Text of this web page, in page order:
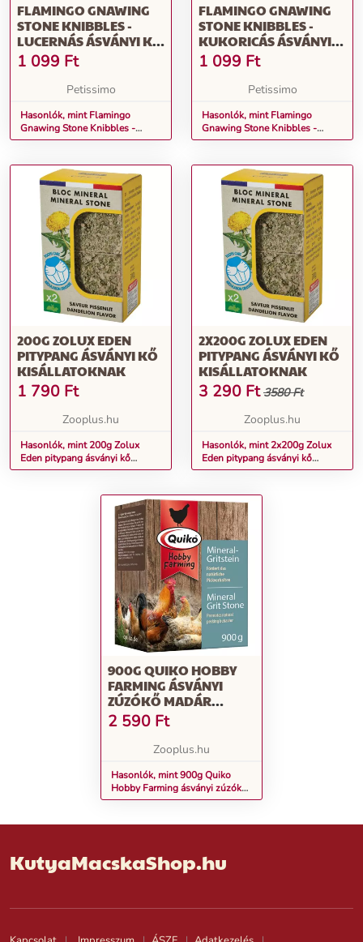
FLAMINGO GNAWING
STONE KNIBBLES -
LUCERNÁS ÁSVÁNYI KŐ
1 DB
1 099 Ft
Petissimo
Hasonlók, mint Flamingo
Gnawing Stone Knibbles -
lucernás ásványi kő 1 db
FLAMINGO GNAWING
STONE KNIBBLES -
KUKORICÁS ÁSVÁNYI
KŐ 1 DB
1 099 Ft
Petissimo
Hasonlók, mint Flamingo
Gnawing Stone Knibbles -
kukoricás ásványi kő 1 db
200G ZOLUX EDEN
PITYPANG ÁSVÁNYI KŐ
KISÁLLATOKNAK
1 790 Ft
Zooplus.hu
Hasonlók, mint 200g Zolux
Eden pitypang ásványi kő
kisállatoknak
2X200G ZOLUX EDEN
PITYPANG ÁSVÁNYI KŐ
KISÁLLATOKNAK
3 290 Ft 3580 Ft
Zooplus.hu
Hasonlók, mint 2x200g Zolux
Eden pitypang ásványi kő
kisállatoknak
900G QUIKO HOBBY
FARMING ÁSVÁNYI
ZÚZÓKŐ MADÁR
KIEGÉSZÍTŐK
2 590 Ft
Zooplus.hu
Hasonlók, mint 900g Quiko
Hobby Farming ásványi zúzókő
madár kiegészítők
KutyaMacskaShop.hu